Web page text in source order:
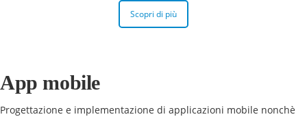
Scopri di più
App mobile
Progettazione e implementazione di applicazioni mobile nonchè